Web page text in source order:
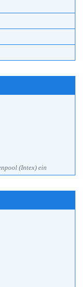
(Intex) ein